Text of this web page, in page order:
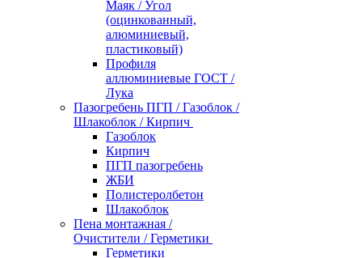
Маяк / Угол
(оцинкованный,
алюминиевый,
пластиковый)
Профиля
аллюминиевые ГОСТ /
Лука
Пазогребень ПГП / Газоблок /
Шлакоблок / Кирпич
Газоблок
Кирпич
ПГП пазогребень
ЖБИ
Полистеролбетон
Шлакоблок
Пена монтажная /
Очистители / Герметики
Герметики